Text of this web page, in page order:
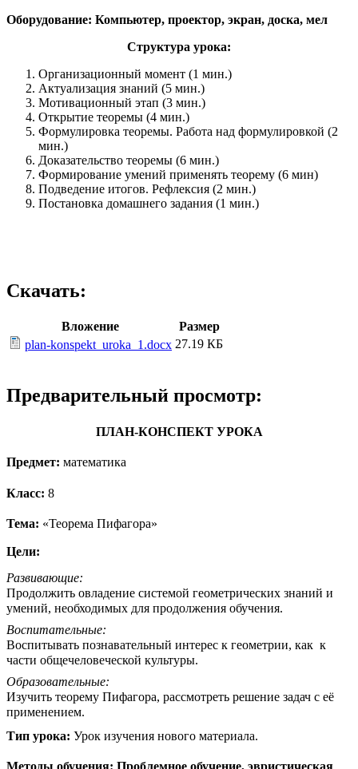
Оборудование: Компьютер, проектор, экран, доска, мел
Структура урока:
Организационный момент (1 мин.)
Актуализация знаний (5 мин.)
Мотивационный этап (3 мин.)
Открытие теоремы (4 мин.)
Формулировка теоремы. Работа над формулировкой (2
мин.)
Доказательство теоремы (6 мин.)
Формирование умений применять теорему (6 мин)
Подведение итогов. Рефлексия (2 мин.)
Постановка домашнего задания (1 мин.)
Скачать:
Вложение
Размер
plan-konspekt_uroka_1.docx 27.19 КБ
Предварительный просмотр:
ПЛАН-КОНСПЕКТ УРОКА
Предмет: математика
Класс: 8
Тема: «Теорема Пифагора»
Цели:
Развивающие:
Продолжить овладение системой геометрических знаний и
умений, необходимых для продолжения обучения.
Воспитательные:
Воспитывать познавательный интерес к геометрии, как к
части общечеловеческой культуры.
Образовательные:
Изучить теорему Пифагора, рассмотреть решение задач с её
применением.
Тип урока: Урок изучения нового материала.
Методы обучения: Проблемное обучение, эвристическая